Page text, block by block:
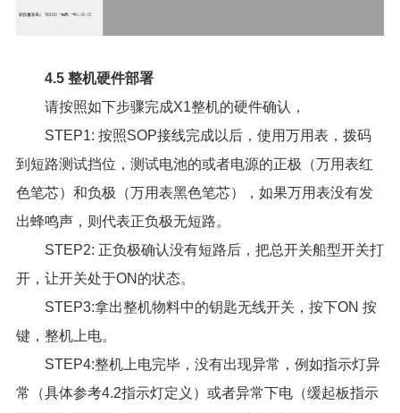
4.5 整机硬件部署
请按照如下步骤完成X1整机的硬件确认，
STEP1: 按照SOP接线完成以后，使用万用表，拨码
到短路测试挡位，测试电池的或者电源的正极（万用表红
色笔芯）和负极（万用表黑色笔芯），如果万用表没有发
出蜂鸣声，则代表正负极无短路。
STEP2: 正负极确认没有短路后，把总开关船型开关打
开，让开关处于ON的状态。
STEP3:拿出整机物料中的钥匙无线开关，按下ON 按
键，整机上电。
STEP4:整机上电完毕，没有出现异常，例如指示灯异
常（具体参考4.2指示灯定义）或者异常下电（缓起板指示